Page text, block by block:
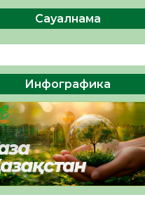
Рүстемұлы облыс
кеңесшісі болып
64
Сауалнама
Инфографика